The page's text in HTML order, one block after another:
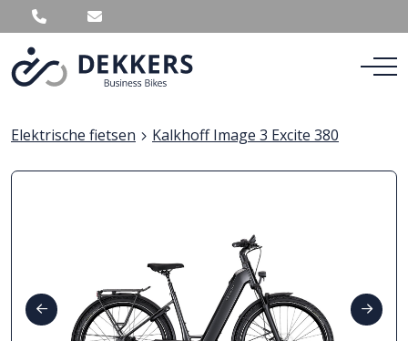
Elektrische fietsen Kalkhoff Image 3 Excite 380